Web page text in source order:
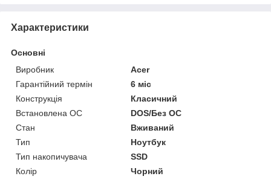
Характеристики
Основні
Виробник
Acer
Гарантійний термін
6 міс
Конструкція
Класичний
Встановлена ОС
DOS/Без ОС
Стан
Вживаний
Тип
Ноутбук
Тип накопичувача
SSD
Колір
Чорний